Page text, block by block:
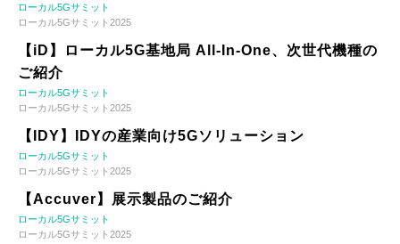
ローカル5Gサミット
ローカル5Gサミット2025
【iD】ローカル5G基地局 All-In-One、次世代機種の
ご紹介
ローカル5Gサミット
ローカル5Gサミット2025
【IDY】IDYの産業向け5Gソリューション
ローカル5Gサミット
ローカル5Gサミット2025
【Accuver】展示製品のご紹介
ローカル5Gサミット
ローカル5Gサミット2025